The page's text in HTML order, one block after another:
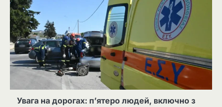
Увага на дорогах: п’ятеро людей, включно з